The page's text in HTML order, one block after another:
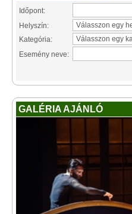
Időpont:
Helyszín:
Kategória:
Esemény neve:
GALÉRIA AJÁNLÓ